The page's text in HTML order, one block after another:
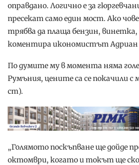
оправдано. Логично е за
пресекат само един мост. Ако
трябва да плаща бензин, винетка,
коментира икономистът Адриан
По думите му в момента няма
Румъния, цените са се покачили с
ст).
„Голямото поскъпване ще дойде
октомври, когато и токът ще